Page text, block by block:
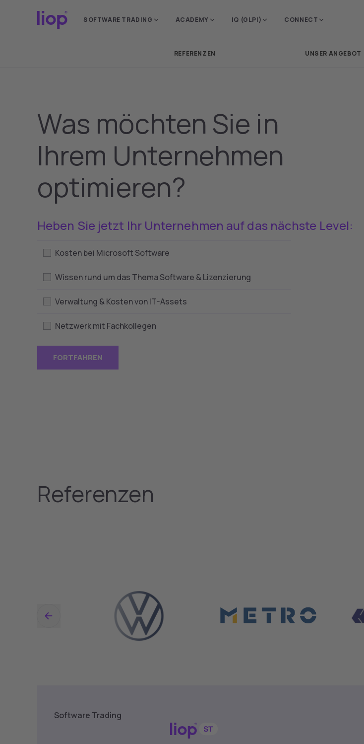
Bitte wählen Sie Ihre Region, um
standortspezifische Inhalte zu sehen.
Deutschland
SOFTWARE TRADING ACADEMY IQ (GLPI) CONNECT
REFERENZEN UNSER ANGEBOT
Was möchten Sie in
Ihrem Unternehmen
optimieren?
Heben Sie jetzt Ihr Unternehmen auf das nächste Level:
Kosten bei Microsoft Software
Wissen rund um das Thema Software & Lizenzierung
Verwaltung & Kosten von IT-Assets
Netzwerk mit Fachkollegen
FORTFAHREN
Referenzen
Software Trading